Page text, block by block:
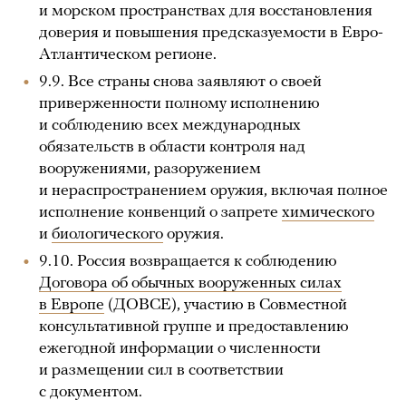
и морском пространствах для восстановления
доверия и повышения предсказуемости в Евро-
Атлантическом регионе.
9.9. Все страны снова заявляют о своей
приверженности полному исполнению
и соблюдению всех международных
обязательств в области контроля над
вооружениями, разоружением
и нераспространением оружия, включая полное
исполнение конвенций о запрете химического
и биологического оружия.
9.10. Россия возвращается к соблюдению
Договора об обычных вооруженных силах
в Европе (ДОВСЕ), участию в Совместной
консультативной группе и предоставлению
ежегодной информации о численности
и размещении сил в соответствии
с документом.